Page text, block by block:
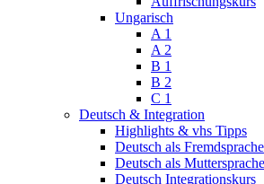
Ungarisch
A 1
A 2
B 1
B 2
C 1
Deutsch & Integration
Highlights & vhs Tipps
Deutsch als Fremdsprache
Deutsch als Muttersprache
Deutsch Integrationskurs